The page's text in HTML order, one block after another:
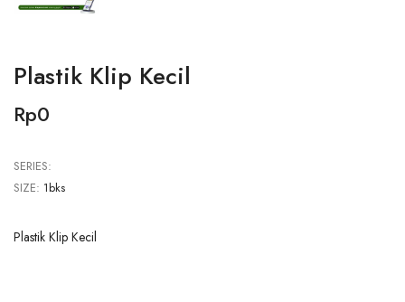
Plastik Klip Kecil
Rp0
SERIES:
SIZE: 1bks
Plastik Klip Kecil